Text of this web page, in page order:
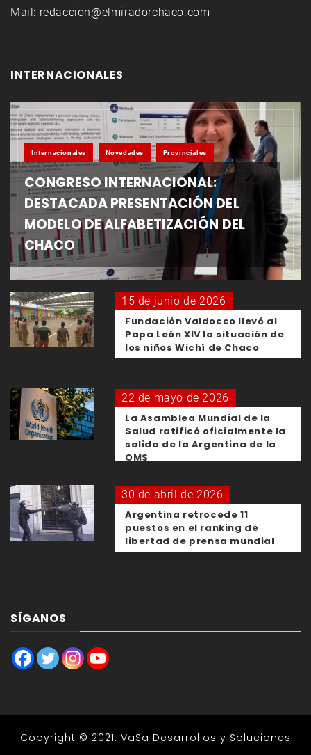
Mail: redaccion@elmiradorchaco.com
INTERNACIONALES
Internacionales Novedades Provinciales
CONGRESO INTERNACIONAL:
DESTACADA PRESENTACIÓN DEL
MODELO DE ALFABETIZACIÓN DEL
CHACO
15 de junio de 2026
Fundación Valdocco llevó al
Papa León XIV la situación de
los niños Wichí de Chaco
22 de mayo de 2026
La Asamblea Mundial de la
Salud ratificó oficialmente la
salida de la Argentina de la
OMS
30 de abril de 2026
Argentina retrocede 11
puestos en el ranking de
libertad de prensa mundial
SÍGANOS
Copyright © 2021. VaSa Desarrollos y Soluciones